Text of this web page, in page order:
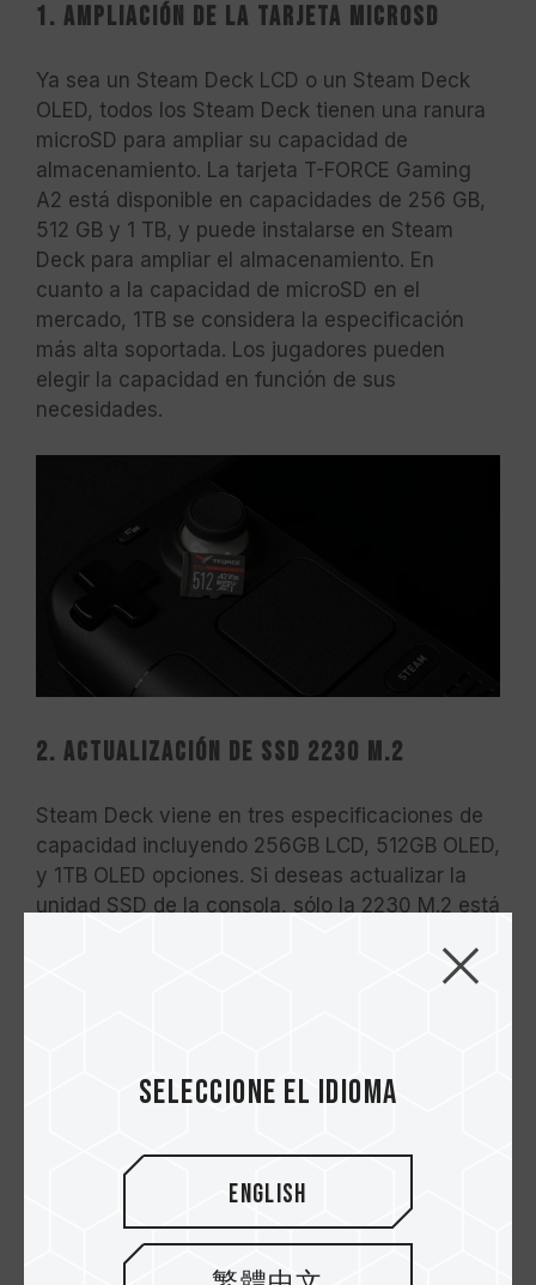
1. Ampliación de la tarjeta microSD
Ya sea un Steam Deck LCD o un Steam Deck
OLED, todos los Steam Deck tienen una ranura
microSD para ampliar su capacidad de
almacenamiento. La tarjeta T-FORCE Gaming
A2 está disponible en capacidades de 256 GB,
512 GB y 1 TB, y puede instalarse en Steam
Deck para ampliar el almacenamiento. En
cuanto a la capacidad de microSD en el
mercado, 1TB se considera la especificación
más alta soportada. Los jugadores pueden
elegir la capacidad en función de sus
necesidades.
2. Actualización de SSD 2230 M.2
Steam Deck viene en tres especificaciones de
capacidad incluyendo 256GB LCD, 512GB OLED,
y 1TB OLED opciones. Si deseas actualizar la
unidad SSD de la consola, sólo la 2230 M.2 está
actuales del mercado, la SSD 2230 M.2 sólo
Group ha lanzado TEAMGROUP MP44S M.2
M.2 2230. Mientras tanto, también es
compatible con 5.000 / 3.500 MB de velocidad
de lectura/escritura y viene con un disipador de
calor compuesto de grafeno, lo que permite a
Seleccione el idioma
English